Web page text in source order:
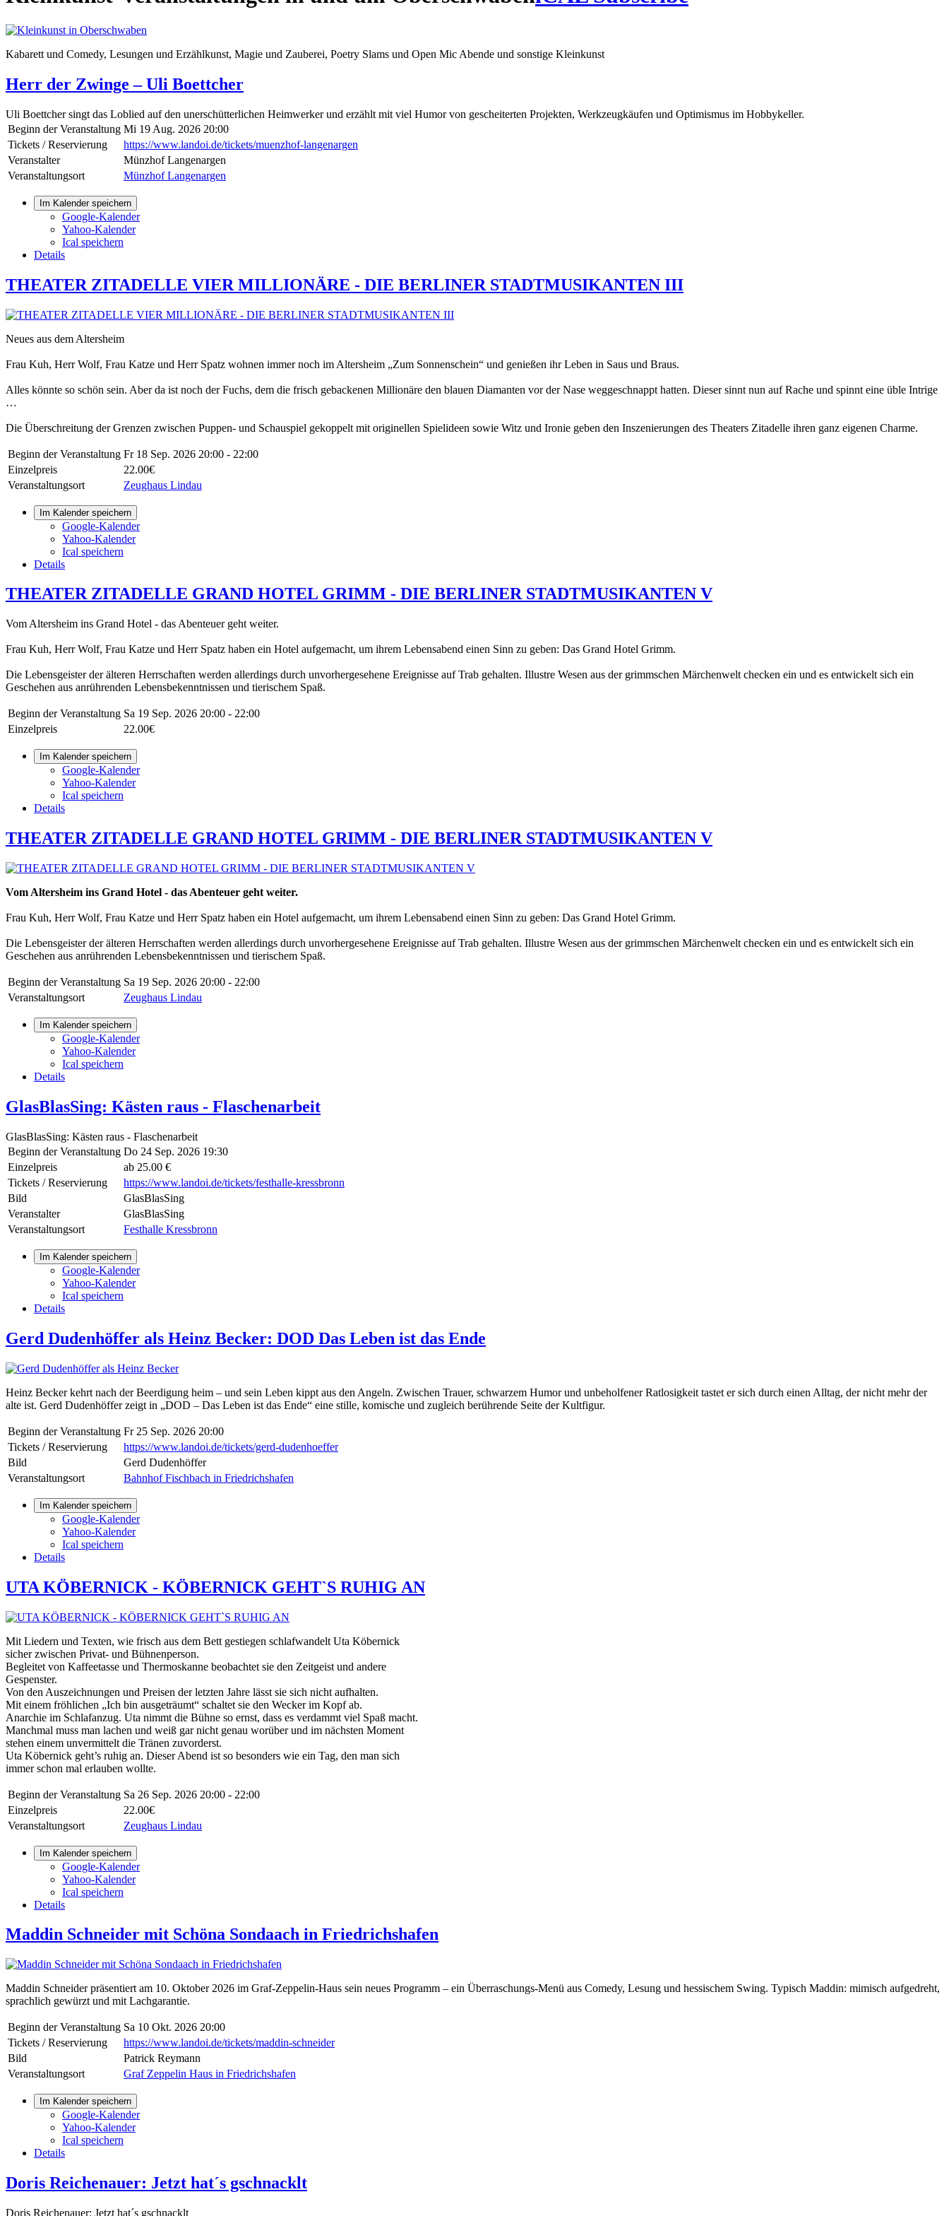
Kabarett und Comedy, Lesungen und Erzählkunst, Magie und Zauberei, Poetry Slams und Open Mic Abende und sonstige Kleinkunst
Herr der Zwinge – Uli Boettcher
Uli Boettcher singt das Loblied auf den unerschütterlichen Heimwerker und erzählt mit viel Humor von gescheiterten Projekten, Werkzeugkäufen und Optimismus im Hobbykeller.
Beginn der Veranstaltung Mi 19 Aug. 2026 20:00
Tickets / Reservierung
https://www.landoi.de/tickets/muenzhof-langenargen
Veranstalter
Münzhof Langenargen
Veranstaltungsort
Münzhof Langenargen
Im Kalender speichern
Google-Kalender
Yahoo-Kalender
Ical speichern
Details
THEATER ZITADELLE VIER MILLIONÄRE - DIE BERLINER STADTMUSIKANTEN III
Neues aus dem Altersheim
Frau Kuh, Herr Wolf, Frau Katze und Herr Spatz wohnen immer noch im Altersheim „Zum Sonnenschein“ und genießen ihr Leben in Saus und Braus.
Alles könnte so schön sein. Aber da ist noch der Fuchs, dem die frisch gebackenen Millionäre den blauen Diamanten vor der Nase weggeschnappt hatten. Dieser sinnt nun auf Rache und spinnt eine üble Intrige
…
Die Überschreitung der Grenzen zwischen Puppen- und Schauspiel gekoppelt mit originellen Spielideen sowie Witz und Ironie geben den Inszenierungen des Theaters Zitadelle ihren ganz eigenen Charme.
Beginn der Veranstaltung Fr 18 Sep. 2026 20:00 - 22:00
Einzelpreis
22.00€
Veranstaltungsort
Zeughaus Lindau
Im Kalender speichern
Google-Kalender
Yahoo-Kalender
Ical speichern
Details
THEATER ZITADELLE GRAND HOTEL GRIMM - DIE BERLINER STADTMUSIKANTEN V
Vom Altersheim ins Grand Hotel - das Abenteuer geht weiter.
Frau Kuh, Herr Wolf, Frau Katze und Herr Spatz haben ein Hotel aufgemacht, um ihrem Lebensabend einen Sinn zu geben: Das Grand Hotel Grimm.
Die Lebensgeister der älteren Herrschaften werden allerdings durch unvorhergesehene Ereignisse auf Trab gehalten. Illustre Wesen aus der grimmschen Märchenwelt checken ein und es entwickelt sich ein
Geschehen aus anrührenden Lebensbekenntnissen und tierischem Spaß.
Beginn der Veranstaltung Sa 19 Sep. 2026 20:00 - 22:00
Einzelpreis
22.00€
Im Kalender speichern
Google-Kalender
Yahoo-Kalender
Ical speichern
Details
THEATER ZITADELLE GRAND HOTEL GRIMM - DIE BERLINER STADTMUSIKANTEN V
Vom Altersheim ins Grand Hotel - das Abenteuer geht weiter.
Frau Kuh, Herr Wolf, Frau Katze und Herr Spatz haben ein Hotel aufgemacht, um ihrem Lebensabend einen Sinn zu geben: Das Grand Hotel Grimm.
Die Lebensgeister der älteren Herrschaften werden allerdings durch unvorhergesehene Ereignisse auf Trab gehalten. Illustre Wesen aus der grimmschen Märchenwelt checken ein und es entwickelt sich ein
Geschehen aus anrührenden Lebensbekenntnissen und tierischem Spaß.
Beginn der Veranstaltung Sa 19 Sep. 2026 20:00 - 22:00
Veranstaltungsort
Zeughaus Lindau
Im Kalender speichern
Google-Kalender
Yahoo-Kalender
Ical speichern
Details
GlasBlasSing: Kästen raus - Flaschenarbeit
GlasBlasSing: Kästen raus - Flaschenarbeit
Beginn der Veranstaltung Do 24 Sep. 2026 19:30
Einzelpreis
ab 25.00 €
Tickets / Reservierung
https://www.landoi.de/tickets/festhalle-kressbronn
Bild
GlasBlasSing
Veranstalter
GlasBlasSing
Veranstaltungsort
Festhalle Kressbronn
Im Kalender speichern
Google-Kalender
Yahoo-Kalender
Ical speichern
Details
Gerd Dudenhöffer als Heinz Becker: DOD Das Leben ist das Ende
Heinz Becker kehrt nach der Beerdigung heim – und sein Leben kippt aus den Angeln. Zwischen Trauer, schwarzem Humor und unbeholfener Ratlosigkeit tastet er sich durch einen Alltag, der nicht mehr der
alte ist. Gerd Dudenhöffer zeigt in „DOD – Das Leben ist das Ende“ eine stille, komische und zugleich berührende Seite der Kultfigur.
Beginn der Veranstaltung Fr 25 Sep. 2026 20:00
Tickets / Reservierung
https://www.landoi.de/tickets/gerd-dudenhoeffer
Bild
Gerd Dudenhöffer
Veranstaltungsort
Bahnhof Fischbach in Friedrichshafen
Im Kalender speichern
Google-Kalender
Yahoo-Kalender
Ical speichern
Details
UTA KÖBERNICK - KÖBERNICK GEHT`S RUHIG AN
Mit Liedern und Texten, wie frisch aus dem Bett gestiegen schlafwandelt Uta Köbernick
sicher zwischen Privat- und Bühnenperson.
Begleitet von Kaffeetasse und Thermoskanne beobachtet sie den Zeitgeist und andere
Gespenster.
Von den Auszeichnungen und Preisen der letzten Jahre lässt sie sich nicht aufhalten.
Mit einem fröhlichen „Ich bin ausgeträumt“ schaltet sie den Wecker im Kopf ab.
Anarchie im Schlafanzug. Uta nimmt die Bühne so ernst, dass es verdammt viel Spaß macht.
Manchmal muss man lachen und weiß gar nicht genau worüber und im nächsten Moment
stehen einem unvermittelt die Tränen zuvorderst.
Uta Köbernick geht’s ruhig an. Dieser Abend ist so besonders wie ein Tag, den man sich
immer schon mal erlauben wollte.
Beginn der Veranstaltung Sa 26 Sep. 2026 20:00 - 22:00
Einzelpreis
22.00€
Veranstaltungsort
Zeughaus Lindau
Im Kalender speichern
Google-Kalender
Yahoo-Kalender
Ical speichern
Details
Maddin Schneider mit Schöna Sondaach in Friedrichshafen
Maddin Schneider präsentiert am 10. Oktober 2026 im Graf-Zeppelin-Haus sein neues Programm – ein Überraschungs-Menü aus Comedy, Lesung und hessischem Swing. Typisch Maddin: mimisch aufgedreht,
sprachlich gewürzt und mit Lachgarantie.
Beginn der Veranstaltung Sa 10 Okt. 2026 20:00
Tickets / Reservierung
https://www.landoi.de/tickets/maddin-schneider
Bild
Patrick Reymann
Veranstaltungsort
Graf Zeppelin Haus in Friedrichshafen
Im Kalender speichern
Google-Kalender
Yahoo-Kalender
Ical speichern
Details
Doris Reichenauer: Jetzt hat´s gschnacklt
Doris Reichenauer: Jetzt hat´s gschnacklt